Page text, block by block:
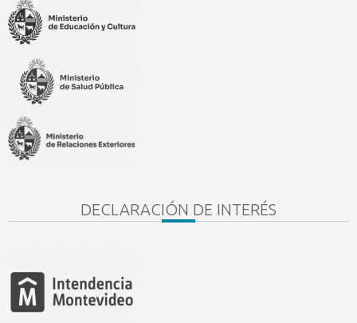
DECLARACIÓN DE INTERÉS